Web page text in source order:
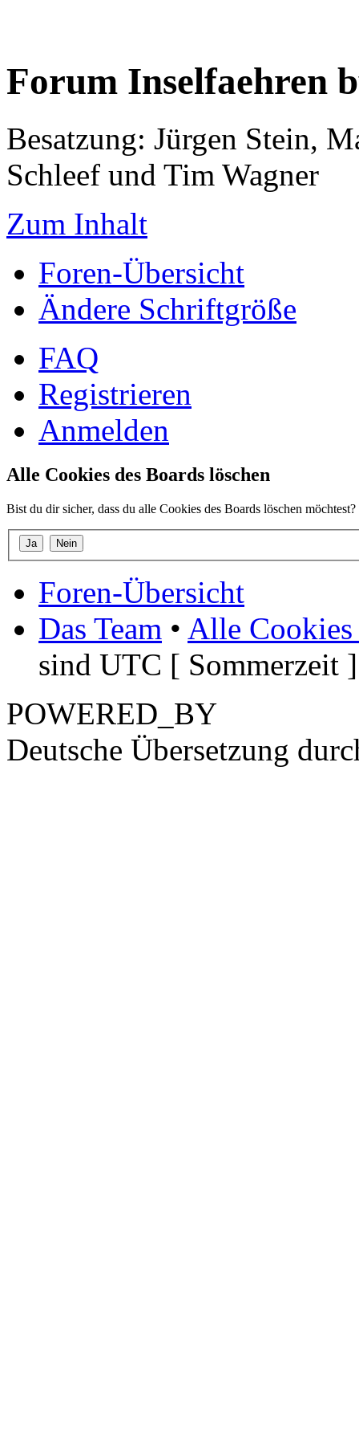
Forum Inselfaehren
Besatzung: Jürgen Stein,
Schleef und Tim Wagner
Zum Inhalt
Foren-Übersicht
Ändere Schriftgröße
FAQ
Registrieren
Anmelden
Alle Cookies des Boards löschen
Bist du dir sicher, dass du alle Cookies des Boards löschen möchtest?
Foren-Übersicht
Das Team • Alle Cookies
sind UTC [ Sommerzeit ]
POWERED_BY
Deutsche Übersetzung